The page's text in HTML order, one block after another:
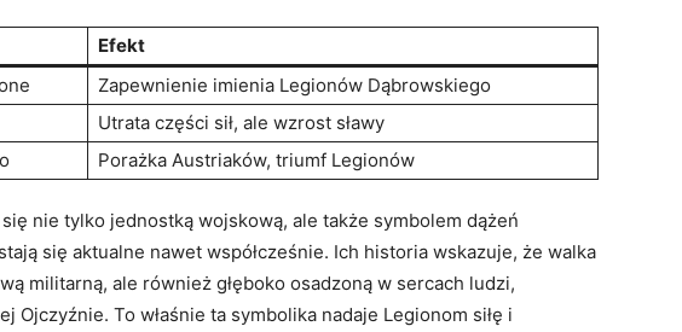
Efekt
Zapewnienie imienia Legionów Dąbrowskiego
Utrata części sił, ale wzrost sławy
Porażka Austriaków, triumf Legionów
nie tylko jednostką wojskową, ale także symbolem dążeń
się aktualne nawet współcześnie. Ich historia wskazuje, że walka
militarną, ale również głęboko osadzoną w sercach ludzi,
Ojczyźnie. To właśnie ta symbolika nadaje Legionom siłę i